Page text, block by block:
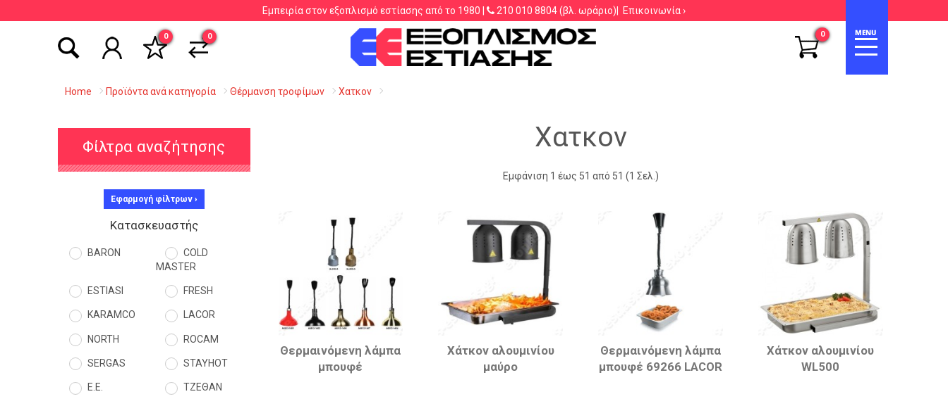
Αναζήτηση βάσει είδους, εταιρείας, κωδικού κ.λ.π.
Εμπειρία στον εξοπλισμό εστίασης από το 1980 | 210 010 8804(βλ. ωράριο)| Επικοινωνία ›
0 0 0
Home Προϊόντα ανά κατηγορία Θέρμανση τροφίμων Χατκον
Φίλτρα αναζήτησης
Εφαρμογή φίλτρων ›
Κατασκευαστής
BARON
COLD
MASTER
ESTIASI FRESH
KARAMCO LACOR
NORTH ROCAM
SERGAS STAYHOT
Ε.Ε. ΤΖΕΘΑΝ
Χατκον
Εμφάνιση 1 έως 51 από 51 (1 Σελ.)
Θερμαινόμενη λάμπα
μπουφέ
Χάτκον αλουμινίου
μαύρο
Θερμαινόμενη λάμπα
μπουφέ 69266 LACOR
Χάτκον αλουμινίου
WL500